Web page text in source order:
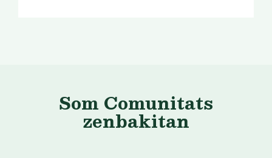
Som Comunitats
zenbakitan